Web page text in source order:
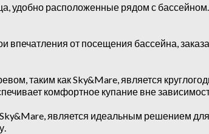
удобно расположенные рядом с
от посещения бассейна,
таким как Sky&Mare, является
комфортное купание вне
является идеальным решением